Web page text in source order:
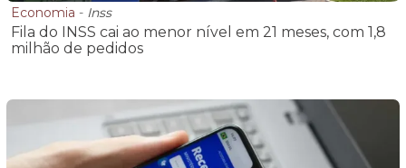
Economia - Inss
Fila do INSS cai ao menor nível em 21 meses, com 1,8
milhão de pedidos